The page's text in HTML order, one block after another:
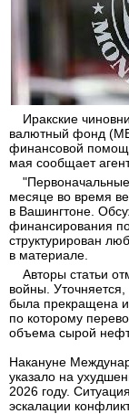
Иракские
валютный фонд
финансовой
мая сообщает
месяце во время
в Вашингтоне.
финансирования
структурирован
в материале.
Авторы статьи
войны.
была прекращена
по которому
объема сырой
Накануне
указало на
2026 году.
эскалации